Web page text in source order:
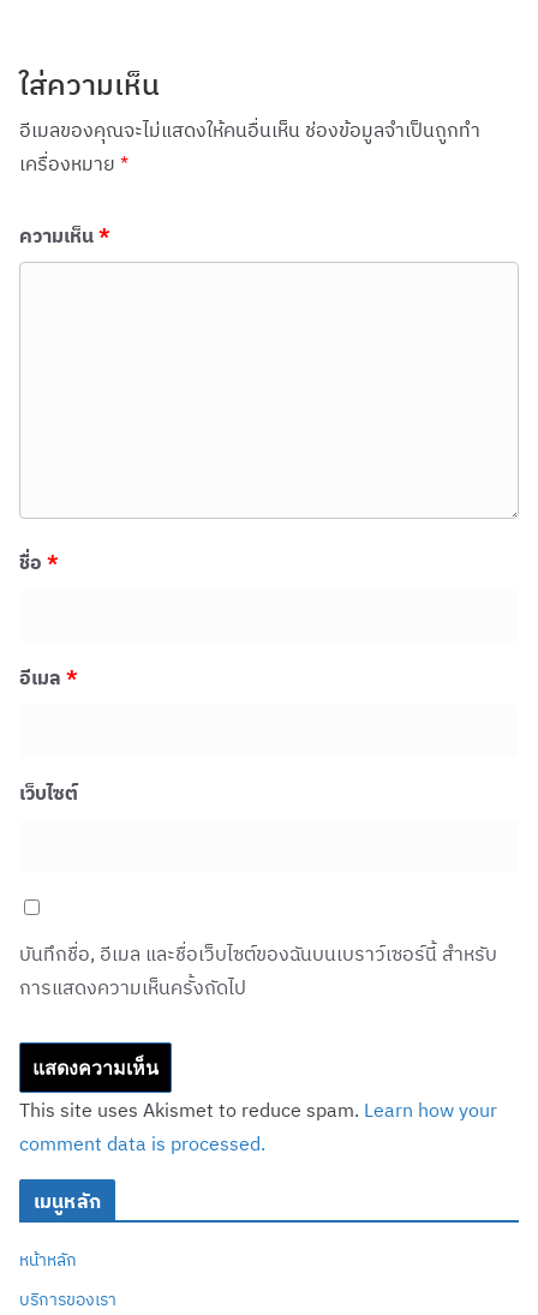
ใส่ความเห็น
อีเมลของคุณจะไม่แสดงให้คนอื่นเห็น ช่องข้อมูลจำเป็นถูกทำ
เครื่องหมาย *
ความเห็น *
ชื่อ *
อีเมล *
เว็บไซต์
บันทึกชื่อ, อีเมล และชื่อเว็บไซต์ของฉันบนเบราว์เซอร์นี้ สำหรับ
การแสดงความเห็นครั้งถัดไป
This site uses Akismet to reduce spam. Learn how your
comment data is processed.
เมนูหลัก
หน้าหลัก
บริการของเรา